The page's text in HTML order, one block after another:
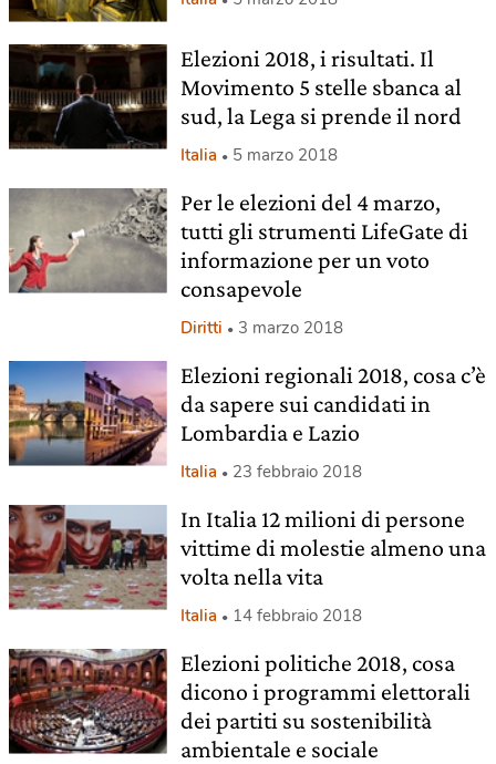
Elezioni 2018, i risultati. Il
Movimento 5 stelle sbanca al
sud, la Lega si prende il nord
Italia 5 marzo 2018
Per le elezioni del 4 marzo,
tutti gli strumenti LifeGate di
informazione per un voto
consapevole
Diritti 3 marzo 2018
Elezioni regionali 2018, cosa c’è
da sapere sui candidati in
Lombardia e Lazio
Italia 23 febbraio 2018
In Italia 12 milioni di persone
vittime di molestie almeno una
volta nella vita
Italia 14 febbraio 2018
Elezioni politiche 2018, cosa
dicono i programmi elettorali
dei partiti su sostenibilità
ambientale e sociale